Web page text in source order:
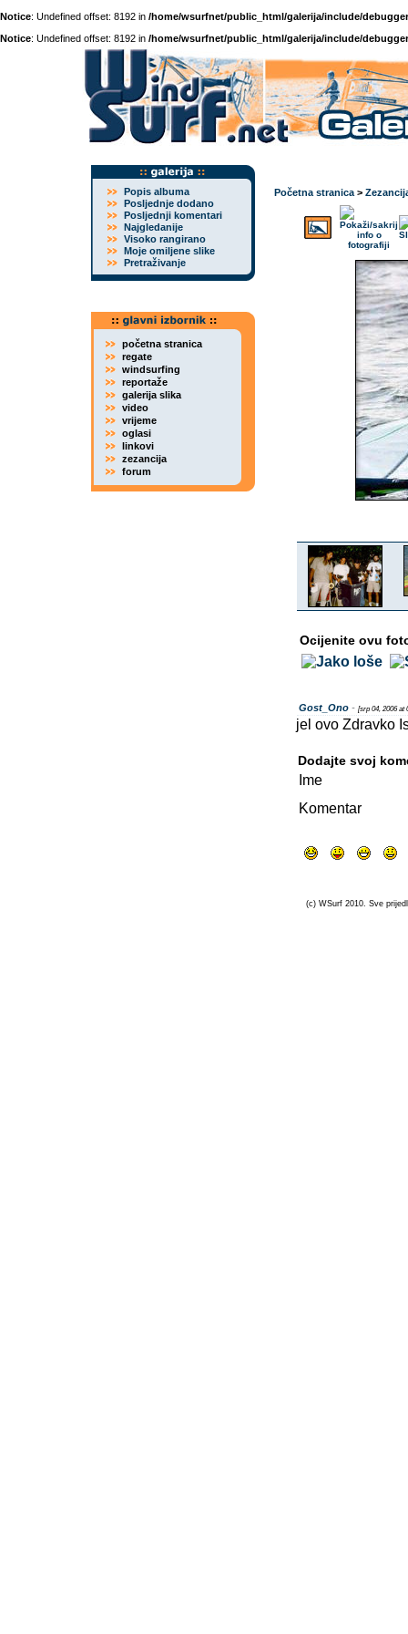
Notice: Undefined offset: 8192 in /home/wsurfnet/public_html/galerija/include/
Notice: Undefined offset: 8192 in /home/wsurfnet/public_html/galerija/include/
Popis albuma
Posljednje dodano
Posljednji komentari
Najgledanije
Visoko rangirano
Moje omiljene slike
Pretraživanje
početna stranica
regate
windsurfing
reportaže
galerija slika
video
vrijeme
oglasi
linkovi
zezancija
forum
Početna stranica >
Ocijenite ovu
Gost_Ono - [srp 04, 2006 at
jel ovo Zdravko
Dodajte svoj
Ime
Komentar
(c) WSurf 2010. Sve